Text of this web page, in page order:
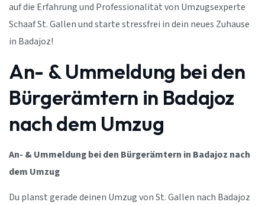
auf die Erfahrung und Professionalität von Umzugsexperte
Schaaf St. Gallen und starte stressfrei in dein neues Zuhause
in Badajoz!
An- & Ummeldung bei den
Bürgerämtern in Badajoz
nach dem Umzug
An- & Ummeldung bei den Bürgerämtern in Badajoz nach
dem Umzug
Du planst gerade deinen Umzug von St. Gallen nach Badajoz